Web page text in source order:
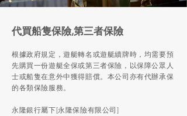
代買船隻保險,第三者保險
根據政府規定，遊艇轉名或遊艇續牌時，均需要預
先購買一份遊艇全保或第三者保險，以保障公眾人
士或船隻在意外中獲得賠償。本公司亦有代辦承保
的各類保險服務。
永隆銀行屬下[永隆保險有限公司]